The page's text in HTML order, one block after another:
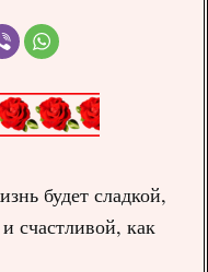
будет сладкой,
счастливой, как